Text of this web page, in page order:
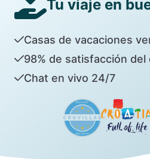
Tu viaje en
Casas de vacaciones
98% de satisfacción del
Chat en vivo 24/7